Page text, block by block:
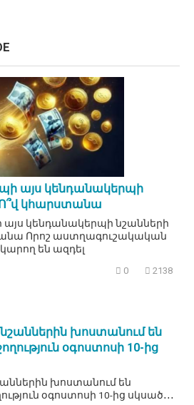
այս կենդանակերպի
կհարստանա
այս կենդանակերպի նշանների
Որոշ աստղագուշակական
են ազդել
0 2138
նշաններին խոստանում են
օգոստոսի 10-ից
խոստանում են
օգոստոսի 10-ից սկսած․․․